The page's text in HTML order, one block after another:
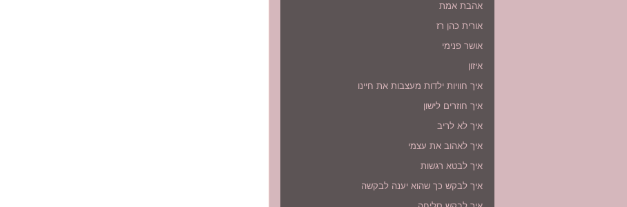
אהבת אמת
אורית כהן רז
אושר פנימי
איזון
איך חוויות ילדות מעצבות את חיינו
איך חוזרים לישון
איך לא לריב
איך לאהוב את עצמי
איך לבטא רגשות
איך לבקש כך שהוא יענה לבקשה